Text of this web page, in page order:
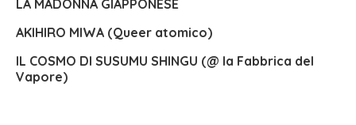
LA MADONNA GIAPPONESE
AKIHIRO MIWA (Queer atomico)
IL COSMO DI SUSUMU SHINGU (@ la Fabbrica del
Vapore)